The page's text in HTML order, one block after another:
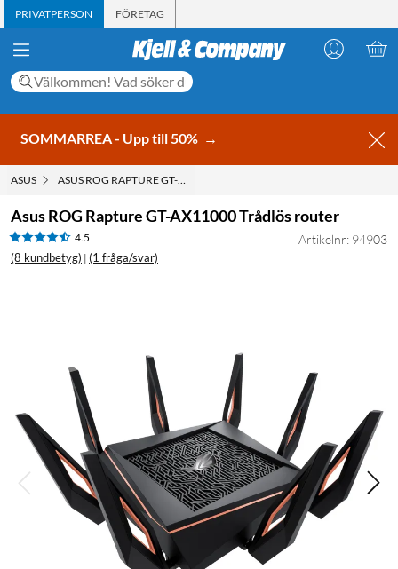
PRIVATPERSON FÖRETAG
SOMMARREA - Upp till 50% →
ASUS ASUS ROG RAPTURE GT-AX11000 TRÅDLÖS ROUTER
Asus ROG Rapture GT-AX11000 Trådlös router
4.5
(8 kundbetyg) | (1 fråga/svar)
Artikelnr: 94903